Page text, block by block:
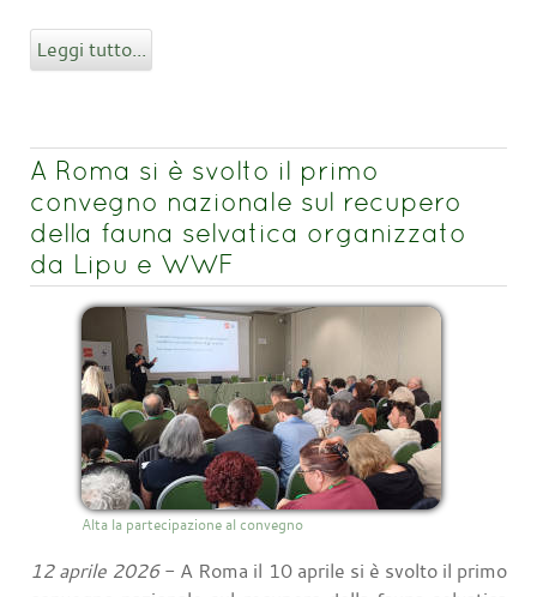
Leggi tutto...
A Roma si è svolto il primo
convegno nazionale sul recupero
della fauna selvatica organizzato
da Lipu e WWF
Alta la partecipazione al convegno
12 aprile 2026- A Roma il 10 aprile si è svolto il primo